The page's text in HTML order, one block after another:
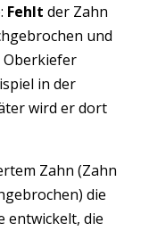
Fehlt der Zahn
und
Oberkiefer
in der
wird er dort
Zahn (Zahn
die
entwickelt, die